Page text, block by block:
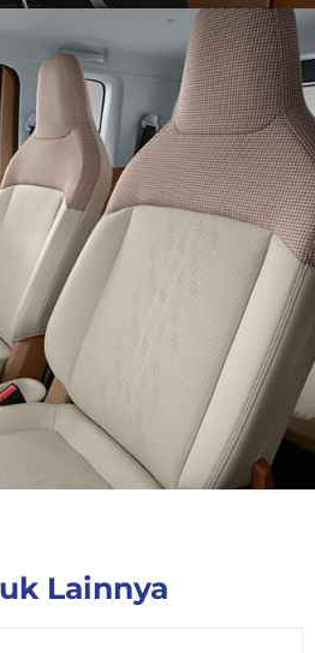
Lainnya